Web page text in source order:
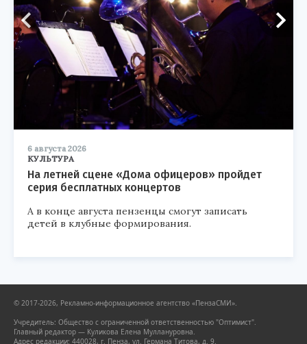
6 августа 2026
КУЛЬТУРА
На летней сцене «Дома офицеров» пройдет
серия бесплатных концертов
А в конце августа пензенцы смогут записать
детей в клубные формирования.
© 2017-2026, Рекламно-информационное агентство «ПензаСМИ».
Учредитель: Общество с ограниченной ответственностью "Оптимист".
Главный редактор — Куликова Елена Муллануровна.
Адрес редакции: 440028, г. Пенза, ул. Германа Титова, д. 9.